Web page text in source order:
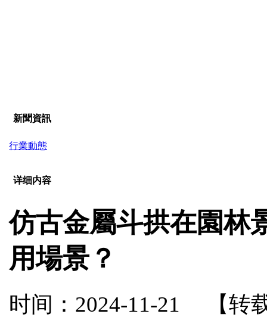
新聞資訊
行業動態
详细内容
仿古金屬斗拱在園林
用場景？
时间：2024-11-21 【转